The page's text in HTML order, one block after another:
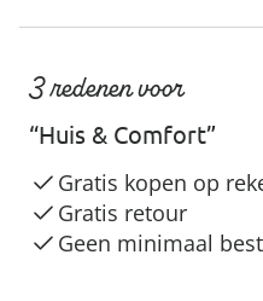
3 redenen voor
“Huis & Comfort”
Gratis kopen op
Gratis retour
Geen minimaal